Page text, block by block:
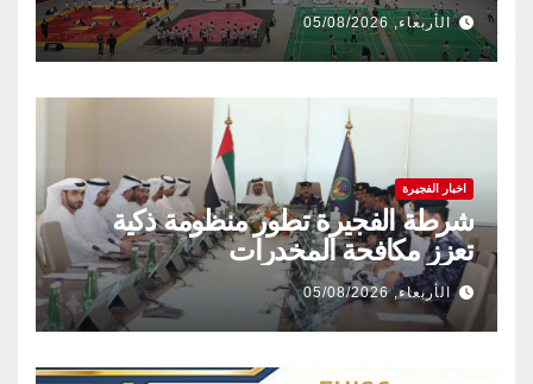
الأربعاء, 05/08/2026
اخبار الفجيرة
شرطة الفجيرة تطور منظومة ذكية
تعزز مكافحة المخدرات
الأربعاء, 05/08/2026